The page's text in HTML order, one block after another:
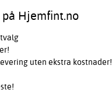
Hjemfint.no
uten ekstra kostnader!